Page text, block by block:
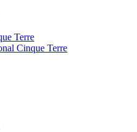
Terre
Cinque Terre